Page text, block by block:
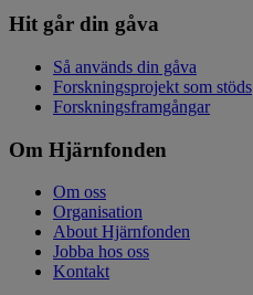
Hit går din gåva
Så används din gåva
Forskningsprojekt som stöds
Forskningsframgångar
Om Hjärnfonden
Om oss
Organisation
About Hjärnfonden
Jobba hos oss
Kontakt